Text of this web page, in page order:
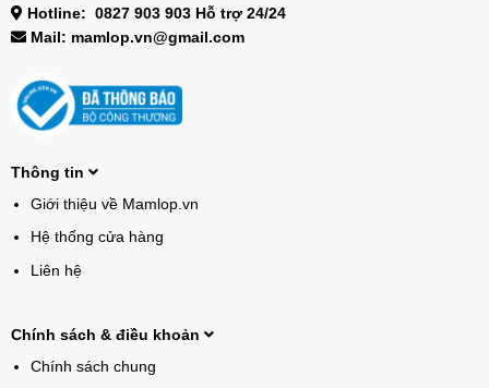
Hotline: 0827 903 903 Hỗ trợ 24/24
Mail: mamlop.vn@gmail.com
Thông tin
Giới thiệu về Mamlop.vn
Hệ thống cửa hàng
Liên hệ
Chính sách & điều khoản
Chính sách chung